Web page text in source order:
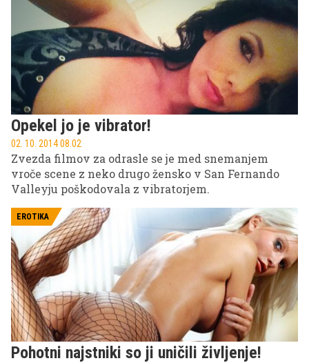
Opekel jo je vibrator!
02. 10. 2014 08.02
Zvezda filmov za odrasle se je med snemanjem
vroče scene z neko drugo žensko v San Fernando
Valleyju poškodovala z vibratorjem.
EROTIKA
Pohotni najstniki so ji uničili življenje!